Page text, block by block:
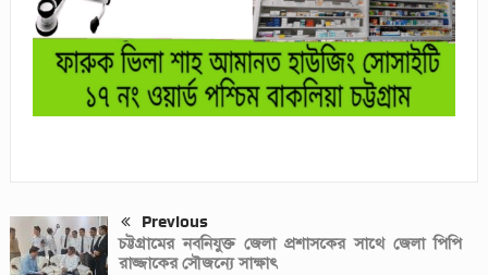
Previous
চট্টগ্রামের নবনিযুক্ত জেলা প্রশাসকের সাথে জেলা পিপি
রাজ্জাকের সৌজন্যে সাক্ষাৎ